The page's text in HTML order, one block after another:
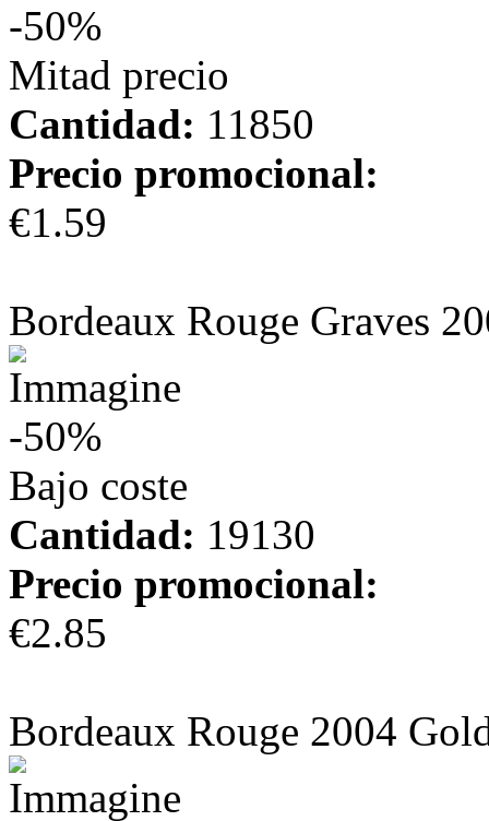
-50%
Mitad precio
Cantidad: 11850
Precio promocional:
€1.59
Bordeaux Rouge Graves
-50%
Bajo coste
Cantidad: 19130
Precio promocional:
€2.85
Bordeaux Rouge 2004